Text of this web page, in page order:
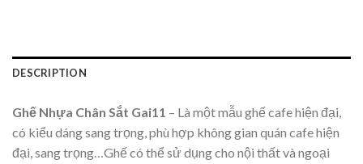
DESCRIPTION
Ghế Nhựa Chân Sắt Gai11 – Là một mẫu ghế cafe hiện đại,
có kiểu dáng sang trọng, phù hợp không gian quán cafe hiện
đại, sang trọng…Ghế có thể sử dụng cho nội thất và ngoại